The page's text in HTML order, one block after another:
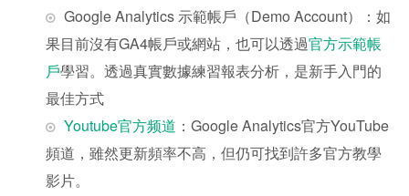
Google Analytics 示範帳戶（Demo Account）：如
果目前沒有GA4帳戶或網站，也可以透過官方示範帳
戶學習。透過真實數據練習報表分析，是新手入門的
最佳方式
Youtube官方频道 ：Google Analytics官方YouTube
頻道，雖然更新頻率不高，但仍可找到許多官方教學
影片。